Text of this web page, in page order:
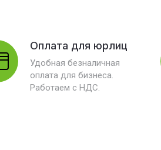
Оплата для юрлиц
Удобная безналичная
оплата для бизнеса.
Работаем с НДС.